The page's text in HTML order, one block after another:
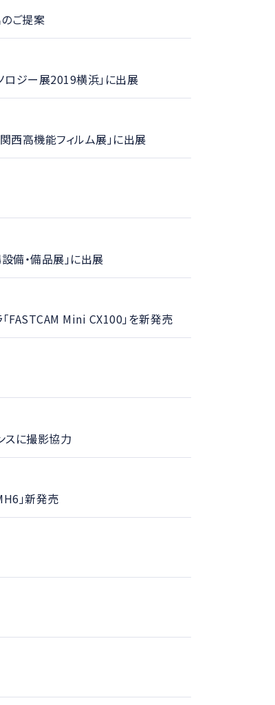
のご提案
ロジー展2019横浜」に出展
西高機能フィルム展」に出展
備・備品展」に出展
FASTCAM Mini CX100」を新発売
スに撮影協力
」新発売